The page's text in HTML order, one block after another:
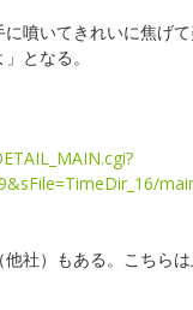
噴いてきれいに焦げ
となる。
社）もある。こちら